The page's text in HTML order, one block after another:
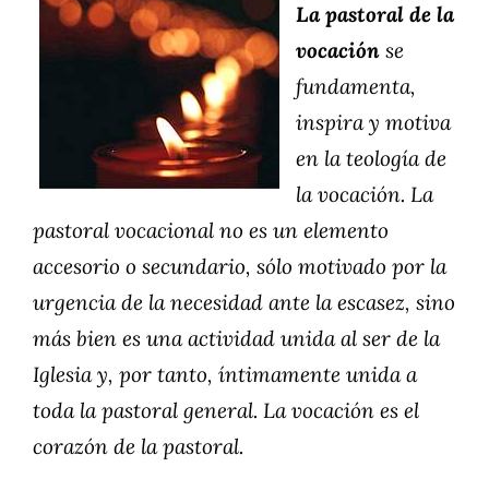
La pastoral de la
vocación se
fundamenta,
inspira y motiva
en la teología de
la vocación. La
pastoral vocacional no es un elemento
accesorio o secundario, sólo motivado por la
urgencia de la necesidad ante la escasez, sino
más bien es una actividad unida al ser de la
Iglesia y, por tanto, íntimamente unida a
toda la pastoral general. La vocación es el
corazón de la pastoral.